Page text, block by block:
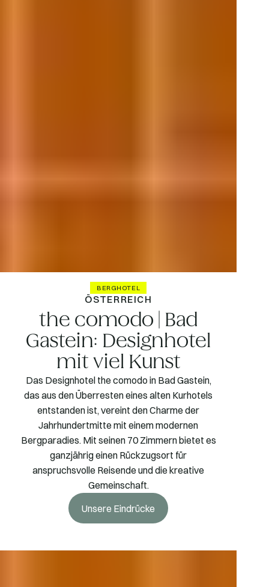
BERGHOTEL
ÖSTERREICH
the comodo | Bad
Gastein: Designhotel
mit viel Kunst
Das Designhotel the comodo in Bad Gastein,
das aus den Überresten eines alten Kurhotels
entstanden ist, vereint den Charme der
Jahrhundertmitte mit einem modernen
Bergparadies. Mit seinen 70 Zimmern bietet es
ganzjährig einen Rückzugsort für
anspruchsvolle Reisende und die kreative
Gemeinschaft.
Unsere Eindrücke